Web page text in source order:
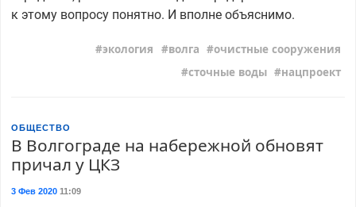
к этому вопросу понятно. И вполне объяснимо.
экология волга
очистные сооружения
сточные воды
нацпроект
ОБЩЕСТВО
В Волгограде на набережной обновят
причал у ЦКЗ
3 Фев 202011:09